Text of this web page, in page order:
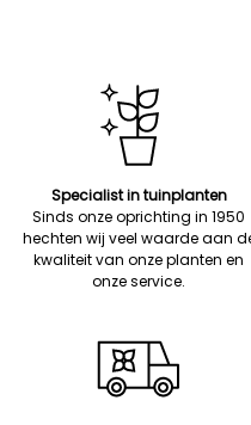
Specialist in tuinplanten
Sinds onze oprichting in 1950
hechten wij veel waarde aan
kwaliteit van onze planten en
onze service.